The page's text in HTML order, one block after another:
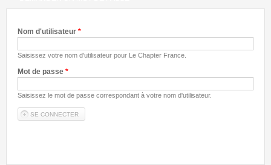
Nom d'utilisateur *
Saisissez votre nom d'utilisateur pour Le Chapter France.
Mot de passe *
Saisissez le mot de passe correspondant à votre nom d'utilisateur.